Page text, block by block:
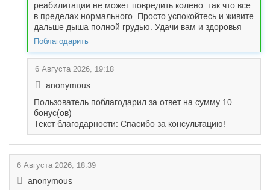
реабилитации не может повредить колено. так что все
в пределах нормального. Просто успокойтесь и живите
дальше дыша полной грудью. Удачи вам и здоровья
Поблагодарить
6 Августа 2026, 19:18
anonymous
Пользователь поблагодарил за ответ на сумму 10
бонус(ов)
Текст благодарности: Спасибо за консультацию!
6 Августа 2026, 18:39
anonymous